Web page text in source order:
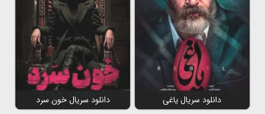
دانلود سریال یاغی دانلود سریال خون سرد